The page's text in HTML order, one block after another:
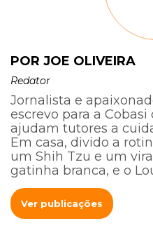
POR JOE OLIVEIRA
Redator
Jornalista e
escrevo para a
ajudam tutores a
Em casa, divido a
um Shih Tzu e um
gatinha branca, e o
Ver publicações